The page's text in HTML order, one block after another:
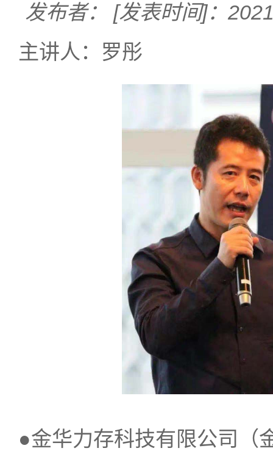
发布者：
[发表时间]：
主讲人：罗彤
●金华力存科技有限公司（